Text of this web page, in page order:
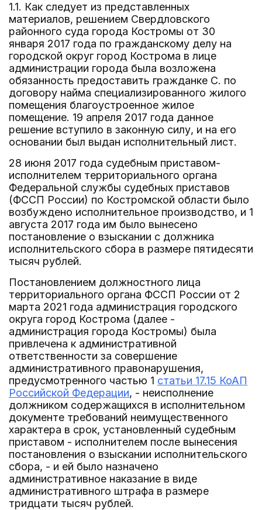
1.1. Как следует из представленных
материалов, решением Свердловского
районного суда города Костромы от 30
января 2017 года по гражданскому делу на
городской округ город Кострома в лице
администрации города была возложена
обязанность предоставить гражданке С. по
договору найма специализированного жилого
помещения благоустроенное жилое
помещение. 19 апреля 2017 года данное
решение вступило в законную силу, и на его
основании был выдан исполнительный лист.
28 июня 2017 года судебным приставом-
исполнителем территориального органа
Федеральной службы судебных приставов
(ФССП России) по Костромской области было
возбуждено исполнительное производство, и 1
августа 2017 года им было вынесено
постановление о взыскании с должника
исполнительского сбора в размере пятидесяти
тысяч рублей.
Постановлением должностного лица
территориального органа ФССП России от 2
марта 2021 года администрация городского
округа город Кострома (далее -
администрация города Костромы) была
привлечена к административной
ответственности за совершение
административного правонарушения,
предусмотренного частью 1 статьи 17.15 КоАП
Российской Федерации, - неисполнение
должником содержащихся в исполнительном
документе требований неимущественного
характера в срок, установленный судебным
приставом - исполнителем после вынесения
постановления о взыскании исполнительского
сбора, - и ей было назначено
административное наказание в виде
административного штрафа в размере
тридцати тысяч рублей.